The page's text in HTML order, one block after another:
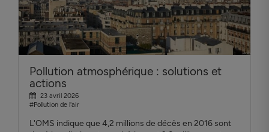
Pollution atmosphérique : solutions et
actions
23 avril 2026
#Pollution de l'air
L'OMS indique que 4,2 millions de décès en 2016 sont